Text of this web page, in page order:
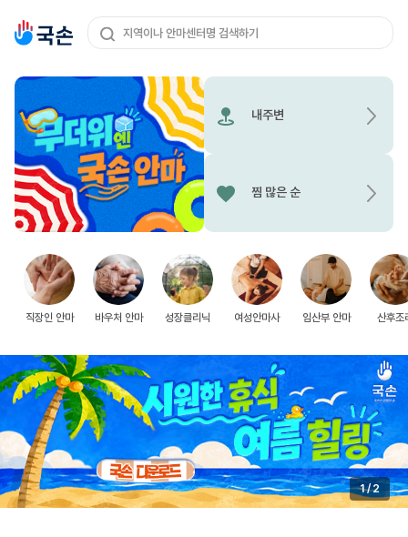
지역이나 안마센터명 검색하기
내주변
찜 많은 순
직장인 안마 바우처 안마 성장클리닉 여성안마사 임산부 안마 산후조
1/2